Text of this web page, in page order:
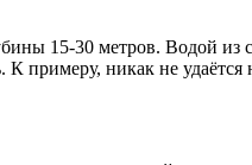
15-30 метров. Водой
никак не удаётся